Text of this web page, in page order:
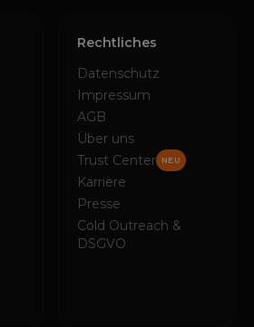
Rechtliches
Datenschutz
Impressum
AGB
Über uns
Trust Center
NEU
Karriere
Presse
Cold Outreach &
DSGVO